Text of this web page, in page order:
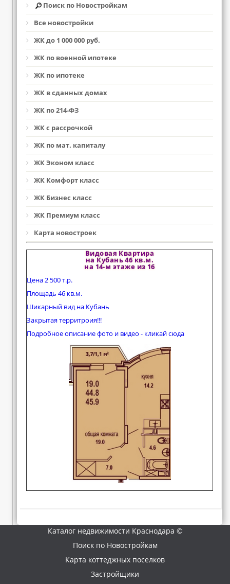
Поиск по Новостройкам
Все новостройки
ЖК до 1 000 000 руб.
ЖК по военной ипотеке
ЖК по ипотеке
ЖК в сданных домах
ЖК по 214-ФЗ
ЖК с рассрочкой
ЖК по мат. капиталу
ЖК Эконом класс
ЖК Комфорт класс
ЖК Бизнес класс
ЖК Премиум класс
Карта новостроек
Видовая Квартира
на Кубань 46 кв.м.
на 14-м этаже из 16
Цена 2 500 т.р.
Площадь 46 кв.м.
Шикарный вид на Кубань
Закрытая территроия!!!
Подробное описание фото и видео - кликай сюда
Каталог недвижимости Краснодара ©
Поиск по Новостройкам
Карта коттеджных поселков
Застройщики